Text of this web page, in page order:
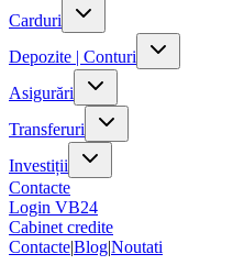
Carduri
Depozite | Conturi
Asigurări
Transferuri
Investiții
Contacte
Login VB24
Cabinet credite
Contacte|Blog|Noutati